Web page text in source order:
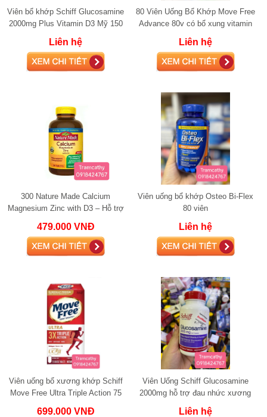
Viên bổ khớp Schiff Glucosamine
2000mg Plus Vitamin D3 Mỹ 150
viên
Liên hệ
80 Viên Uống Bổ Khớp Move Free
Advance 80v có bổ xung vitamin
D3 glucosamine
Liên hệ
300 Nature Made Calcium
Magnesium Zinc with D3 – Hỗ trợ
tổng thể
479.000 VNĐ
Viên uống bổ khớp Osteo Bi-Flex
80 viên
Liên hệ
Viên uống bổ xương khớp Schiff
Move Free Ultra Triple Action 75
699.000 VNĐ
Viên Uống Schiff Glucosamine
2000mg hỗ trợ đau nhức xương
khớp
Liên hệ